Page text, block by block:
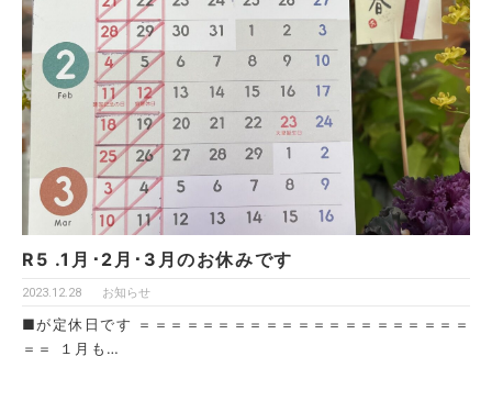
R5 .1月･2月･3月のお休みです
2023.12.28 お知らせ
■が定休日です ＝＝＝＝＝＝＝＝＝＝＝＝＝＝＝＝＝＝＝＝＝
＝＝ １月も…